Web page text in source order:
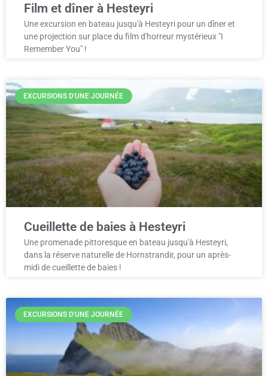
Film et dîner à Hesteyri
Une excursion en bateau jusqu'à Hesteyri pour un dîner et
une projection sur place du film d'horreur mystérieux "I
Remember You" !
EXCURSIONS D'UNE JOURNÉE
Cueillette de baies à Hesteyri
Une promenade pittoresque en bateau jusqu'à Hesteyri,
dans la réserve naturelle de Hornstrandir, pour un après-
midi de cueillette de baies !
EXCURSIONS D'UNE JOURNÉE